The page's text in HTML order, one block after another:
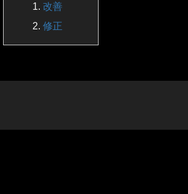
改善
修正